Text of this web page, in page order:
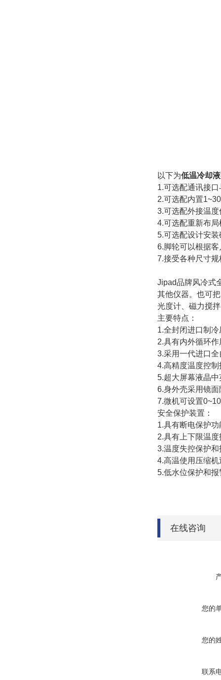
以下为低温冷却
1.可选配通讯接
2.可选配内置
3.可选配外接温
4.可选配重新布
5.可选配设计安
6.脚轮可以根据
7.接受各种尺寸
Jipad品牌风冷式
其他仪器。也可
光度计、磁力搅
主要特点：
1.全封闭进口制
2.具有内外循环
3.采用一代进口
4.高精度温度控
5.超大屏幕液晶
6.身外壳采用镜
7.微机可设置
安全保护装置：
1.具有断电保护功
2.具有上下限温
3.温度失控保护
4.高温使用压缩
5.低水位保护和
在线咨询
您的
您的
联系